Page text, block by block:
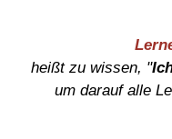
heißt zu wissen, "
um darauf alle